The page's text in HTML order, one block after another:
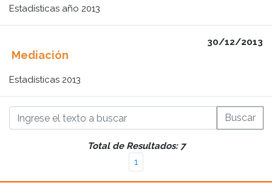
Estadísticas año 2013
30/12/2013
Mediación
Estadísticas 2013
Buscar
Total de Resultados: 7
1